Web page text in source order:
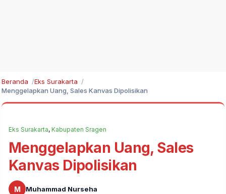
Beranda
Eks Surakarta
Menggelapkan Uang, Sales Kanvas Dipolisikan
Eks Surakarta, Kabupaten Sragen
Menggelapkan Uang, Sales
Kanvas Dipolisikan
M
Muhammad Nurseha